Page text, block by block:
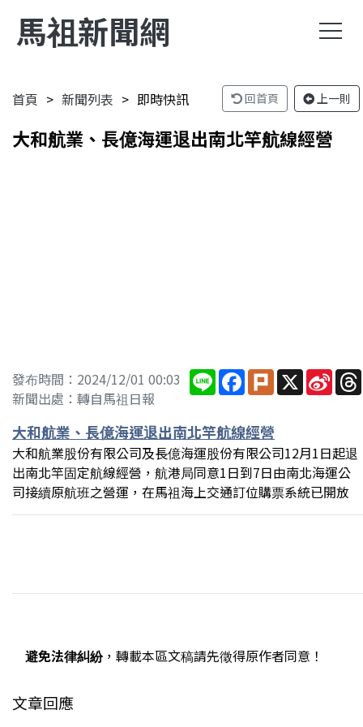
馬祖新聞網
首頁 新聞列表 即時快訊 回首頁 上一則
大和航業、長億海運退出南北竿航線經營
發布時間：2024/12/01 00:03
新聞出處：轉自馬祖日報
Line Facebook
PlurkX Sina
大和航業、長億海運退出南北竿航線經營
大和航業股份有限公司及長億海運股份有限公司12月1日起退
出南北竿固定航線經營，航港局同意1日到7日由南北海運公
司接續原航班之營運，在馬祖海上交通訂位購票系統已開放
避免法律糾紛，轉載本區文稿請先徵得原作者同意！
文章回應